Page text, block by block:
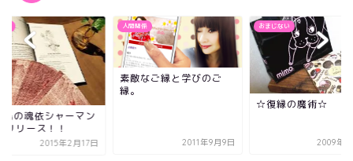
なご縁と学びのご
2011年9月9日
おまじない
2009年7月9日
お知らせ
2015年2